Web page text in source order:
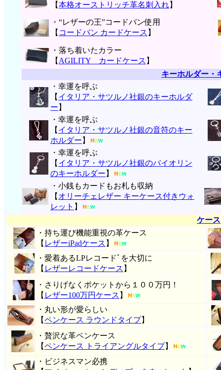
【本格オーストリッチ革名刺入れ】
・“レザーの王”コードバン使用
【 コードバン カードケース 】
・落ち着いたカラー
【 AGILITY カードケース 】
キーホルダー・
・幸運を呼ぶ
【 イタリア・サツルノ社銀のキーホルダ
ー 】
・幸運を呼ぶ
【 イタリア・サツルノ社銀の音符のキー
ホルダー 】
・幸運を呼ぶ
【 イタリア・サツルノ社銀のバイオリン
のキーホルダー 】
・小銭もカードもお札も収納
【 オリーチェレザー キーケース付きウォ
レット 】
ケース
・持ち運び機能重視の革ケース
【 レザーiPadケース 】
・愛着あるLPレコードﾞを大切に
【 レザーレコードケース 】
・さりげなくポケットから１００万円！
【 レザー100万円ケース 】
・丸い形が愛らしい
【ペンケース ラウンドタイプ】
・贅沢な革ペンケース
【ペンケース トライアングルタイプ】
・ビジネスマン必携